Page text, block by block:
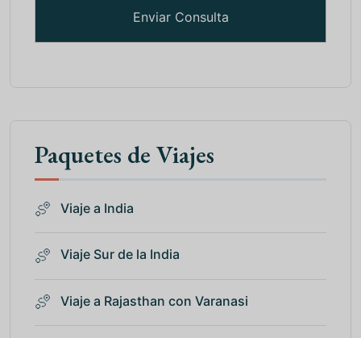
Paquetes de Viajes
Viaje a India
Viaje Sur de la India
Viaje a Rajasthan con Varanasi